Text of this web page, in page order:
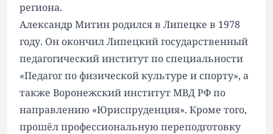
региона.
Александр Митин родился в Липецке в 1978
году. Он окончил Липецкий государственный
педагогический институт по специальности
«Педагог по физической культуре и спорту», а
также Воронежский институт МВД РФ по
направлению «Юриспруденция». Кроме того,
прошёл профессиональную переподготовку